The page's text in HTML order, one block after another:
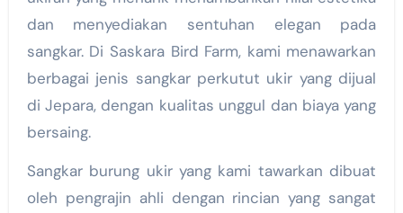
dan menyediakan sentuhan elegan pada
sangkar. Di Saskara Bird Farm, kami menawarkan
berbagai jenis sangkar perkutut ukir yang dijual
di Jepara, dengan kualitas unggul dan biaya yang
bersaing.
Sangkar burung ukir yang kami tawarkan dibuat
oleh pengrajin ahli dengan rincian yang sangat